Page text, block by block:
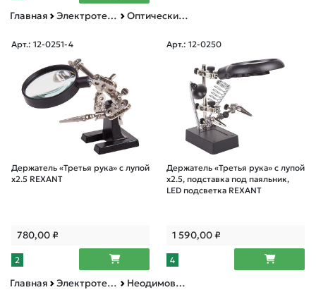
Главная Электротехническая продукция Оптические приборы
Арт.: 12-0251-4
Держатель «Третья рука» с лупой
х2.5 REXANT
780,00₽
2
Арт.: 12-0250
Держатель «Третья рука» с лупой
х2.5, подставка под паяльник,
LED подсветка REXANT
1 590,00₽
4
Главная Электротехническая продукция Неодимовые магниты Магнитные товары